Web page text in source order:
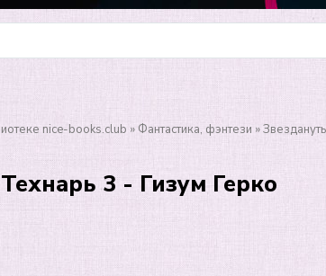
nice-books.club » Фантастика, фэнтези »
3 - Гизум Герко